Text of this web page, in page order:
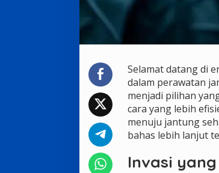
Selamat datang di
dalam perawatan
menjadi pilihan
cara yang lebih
menuju jantung
bahas lebih lanjut
Invasi